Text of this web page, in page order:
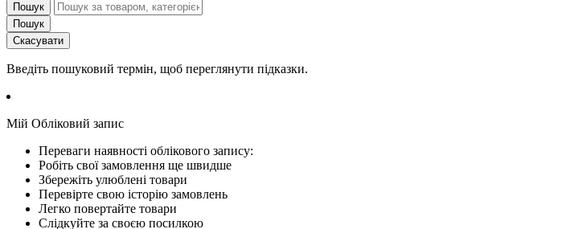
Пошук
Пошук
Скасувати
Введіть пошуковий термін, щоб переглянути підказки.
Мій Обліковий запис
Переваги наявності облікового запису:
Робіть свої замовлення ще швидше
Збережіть улюблені товари
Перевірте свою історію замовлень
Легко повертайте товари
Слідкуйте за своєю посилкою